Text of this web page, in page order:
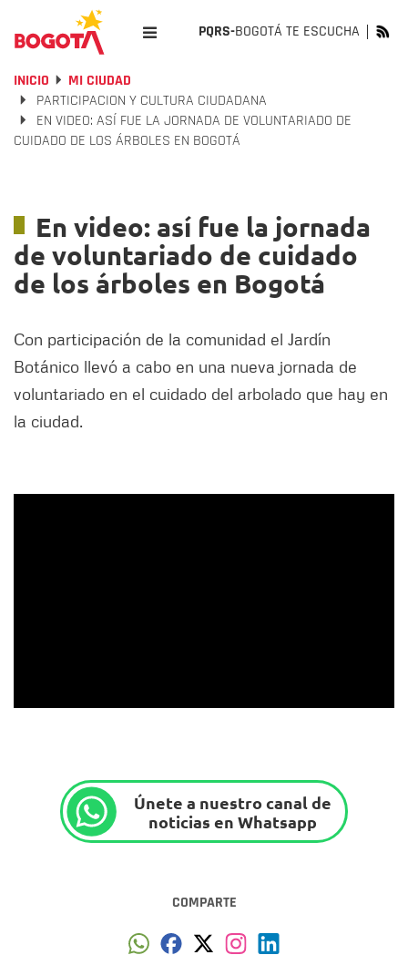
PQRS-BOGOTÁ TE ESCUCHA
INICIO
MI CIUDAD
PARTICIPACION Y CULTURA CIUDADANA
EN VIDEO: ASÍ FUE LA JORNADA DE VOLUNTARIADO DE
CUIDADO DE LOS ÁRBOLES EN BOGOTÁ
En video: así fue la jornada
de voluntariado de cuidado
de los árboles en Bogotá
Con participación de la comunidad el Jardín
Botánico llevó a cabo en una nueva jornada de
voluntariado en el cuidado del arbolado que hay en
la ciudad.
Únete a nuestro canal de
noticias en Whatsapp
COMPARTE